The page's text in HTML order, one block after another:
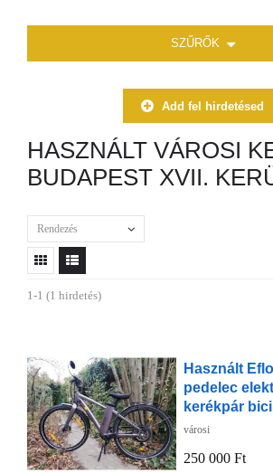
SZŰRŐK
Add fel hirdetésed
HASZNÁLT VÁROSI
BUDAPEST XVII.
Rendezés
1-1 (1 hirdetés)
Használt
pedelec
kerékpár
városi
250 000 Ft